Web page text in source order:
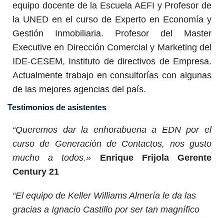
equipo docente de la Escuela AEFI y Profesor de
la UNED en el curso de Experto en Economía y
Gestión Inmobiliaria. Profesor del Master
Executive en Dirección Comercial y Marketing del
IDE-CESEM, Instituto de directivos de Empresa.
Actualmente trabajo en consultorías con algunas
de las mejores agencias del país.
Testimonios de asistentes
“Queremos dar la enhorabuena a EDN por el
curso de Generación de Contactos, nos gusto
mucho a todos.»
Enrique Frijola Gerente
Century 21
“El equipo de Keller Williams Almería le da las
gracias a Ignacio Castillo por ser tan magnífico